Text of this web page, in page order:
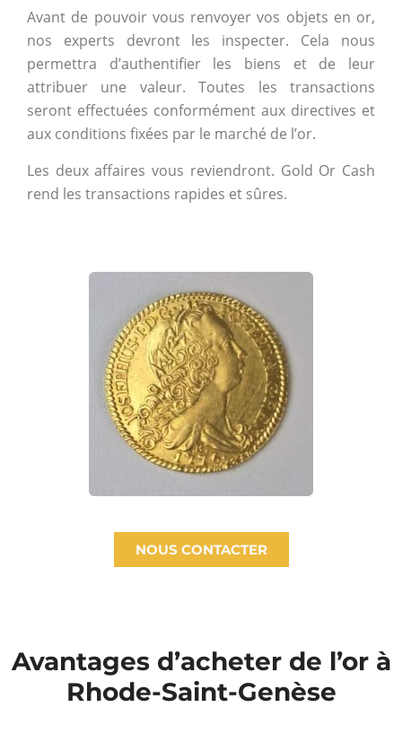
Avant de pouvoir vous renvoyer vos objets en or,
nos experts devront les inspecter. Cela nous
permettra d’authentifier les biens et de leur
attribuer une valeur. Toutes les transactions
seront effectuées conformément aux directives et
aux conditions fixées par le marché de l’or.
Les deux affaires vous reviendront. Gold Or Cash
rend les transactions rapides et sûres.
NOUS CONTACTER
Avantages d’acheter de l’or à
Rhode-Saint-Genèse